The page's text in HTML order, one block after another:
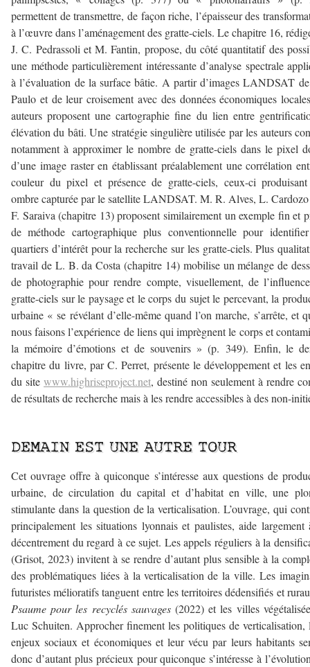
permettent de transmettre, de façon riche, l’épaisseur des
à l’œuvre dans l’aménagement des gratte-ciels. Le chapitre 16,
J. C. Pedrassoli et M. Fantin, propose, du côté quantitatif des
une méthode particulièrement intéressante d’analyse spectrale
à l’évaluation de la surface bâtie. A partir d’images LANDSAT
Paulo et de leur croisement avec des données économiques
auteurs proposent une cartographie fine du lien entre
élévation du bâti. Une stratégie singulière utilisée par les auteurs
notamment à approximer le nombre de gratte-ciels dans le pixel
d’une image raster en établissant préalablement une corrélation
couleur du pixel et présence de gratte-ciels, ceux-ci
ombre capturée par le satellite LANDSAT. M. R. Alves, L. Cardozo
F. Saraiva (chapitre 13) proposent similairement un exemple fin et
de méthode cartographique plus conventionnelle pour
quartiers d’intérêt pour la recherche sur les gratte-ciels. Plus
travail de L. B. da Costa (chapitre 14) mobilise un mélange de
de photographie pour rendre compte, visuellement, de
gratte-ciels sur le paysage et le corps du sujet le percevant, la
urbaine « se révélant d’elle-même quand l’on marche, s’arrête, et
nous faisons l’expérience de liens qui imprègnent le corps et
la mémoire d’émotions et de souvenirs » (p. 349). Enfin, le
chapitre du livre, par C. Perret, présente le développement et les
du site www.highriseproject.net, destiné non seulement à rendre
de résultats de recherche mais à les rendre accessibles à des non-
DEMAIN EST UNE AUTRE TOUR
Cet ouvrage offre à quiconque s’intéresse aux questions de
urbaine, de circulation du capital et d’habitat en ville, une
stimulante dans la question de la verticalisation. L’ouvrage, qui
principalement les situations lyonnais et paulistes, aide largement
décentrement du regard à ce sujet. Les appels réguliers à la
(Grisot, 2023) invitent à se rendre d’autant plus sensible à la
des problématiques liées à la verticalisation de la ville. Les
futuristes mélioratifs tanguent entre les territoires dédensifiés et
Psaume pour les recyclés sauvages (2022) et les villes
Luc Schuiten. Approcher finement les politiques de verticalisation,
enjeux sociaux et économiques et leur vécu par leurs habitants
donc d’autant plus précieux pour quiconque s’intéresse à